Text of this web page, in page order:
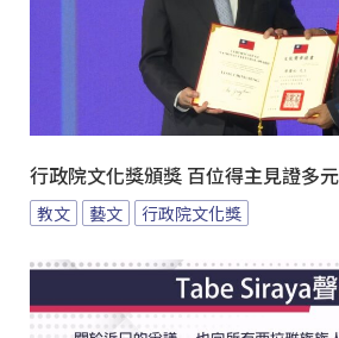
行政院文化獎頒獎 百位得主見證多
教文 藝文 行政院文化獎